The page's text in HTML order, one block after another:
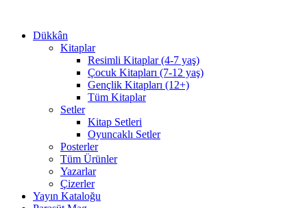
Dükkân
Kitaplar
Resimli Kitaplar (4-7 yaş)
Çocuk Kitapları (7-12 yaş)
Gençlik Kitapları (12+)
Tüm Kitaplar
Setler
Kitap Setleri
Oyuncaklı Setler
Posterler
Tüm Ürünler
Yazarlar
Çizerler
Yayın Kataloğu